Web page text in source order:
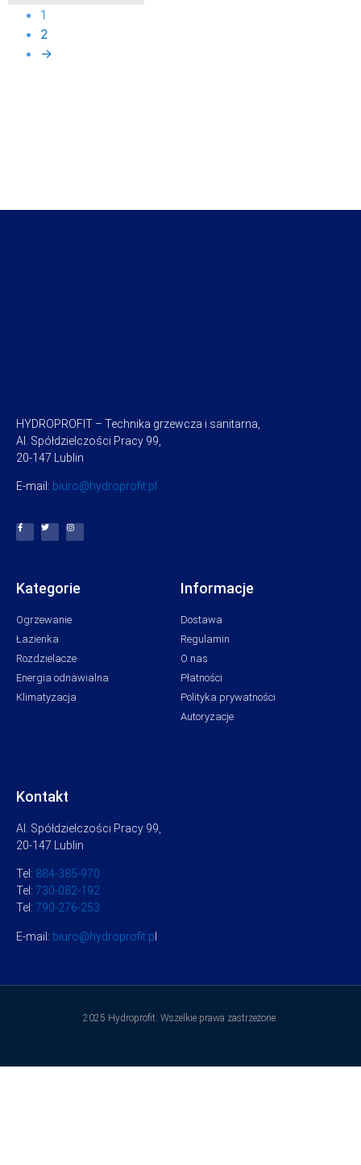
1
2
→
HYDROPROFIT – Technika grzewcza i sanitarna,
Al. Spółdzielczości Pracy 99,
20-147 Lublin
E-mail: biuro@hydroprofit.pl
Kategorie
Ogrzewanie
Łazienka
Rozdzielacze
Energia odnawialna
Klimatyzacja
Informacje
Dostawa
Regulamin
O nas
Płatności
Polityka prywatności
Autoryzacje
Kontakt
Al. Spółdzielczości Pracy 99,
20-147 Lublin
Tel: 884-385-970
Tel: 730-082-192
Tel: 790-276-253
E-mail: biuro@hydroprofit.pl
2025 Hydroprofit. Wszelkie prawa zastrzeżone.